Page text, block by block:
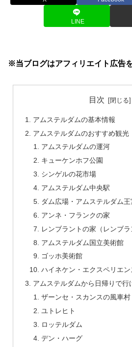
LINE
※当ブログはアフィリエイト広告
目次
アムステルダムの基本情報
アムステルダムのおすすめ観光
アムステルダムの運河
キューケンホフ公園
シンゲルの花市場
アムステルダム中央駅
ダム広場・アムステルダム王
アンネ・フランクの家
レンブラントの家（レンブラ
アムステルダム国立美術館
ゴッホ美術館
ハイネケン・エクスペリエン
アムステルダムから日帰りで行
ザーンセ・スカンスの風車村
ユトレヒト
ロッテルダム
デン・ハーグ